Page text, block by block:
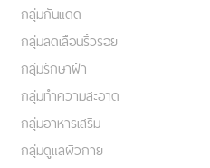
กลุ่มกันแดด
กลุ่มลดเลือนริ้วรอย
กลุ่มรักษาฝ้า
กลุ่มทำความสะอาด
กลุ่มอาหารเสริม
กลุ่มดูแลผิวกาย